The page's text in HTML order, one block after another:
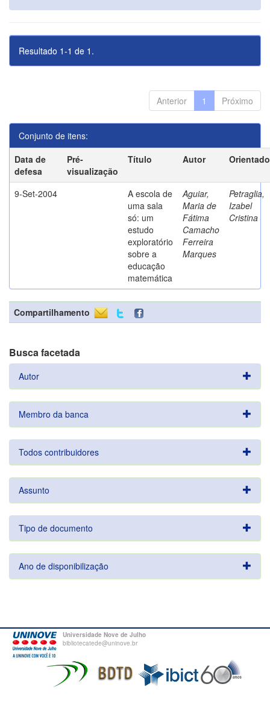
Resultado 1-1 de 1.
Anterior 1 Próximo
Conjunto de itens:
Data de
defesa
Pré-
visualização
Título Autor
9-Set-2004
A escola de
uma sala
só: um
estudo
exploratório
sobre a
educação
matemática
Aguiar,
Maria de
Fátima
Camacho
Ferreira
Marques
Petraglia,
Izabel
Cristina
Compartilhamento
Busca facetada
Autor
Membro da banca
Todos contribuidores
Assunto
Tipo de documento
Ano de disponibilização
Universidade Nove de Julho
bibliotecatede@uninove.br